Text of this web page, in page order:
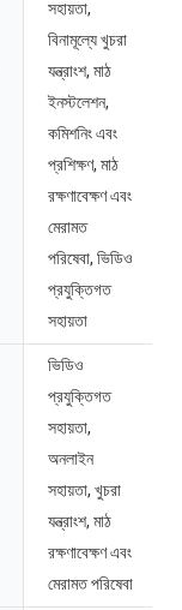
সহায়তা,
বিনামূল্যে খুচরা
যন্ত্রাংশ, মাঠ
ইনস্টলেশন,
কমিশনিং এবং
প্রশিক্ষণ, মাঠ
রক্ষণাবেক্ষণ এবং
মেরামত
পরিষেবা, ভিডিও
প্রযুক্তিগত
সহায়তা
ভিডিও
প্রযুক্তিগত
সহায়তা,
অনলাইন
সহায়তা, খুচরা
যন্ত্রাংশ, মাঠ
রক্ষণাবেক্ষণ এবং
মেরামত পরিষেবা